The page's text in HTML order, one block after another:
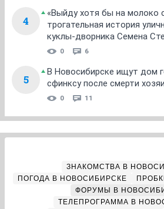
4
«Выйду хотя бы на молоко
трогательная история
куклы-дворника Семена
0 6
5
В Новосибирске ищут дом
сфинксу после смерти
0 11
ЗНАКОМСТВА В
ПОГОДА В НОВОСИБИРСКЕ
ФОРУМЫ В
ТЕЛЕПРОГРАММА В